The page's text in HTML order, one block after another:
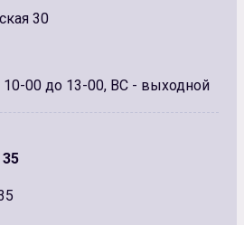
30
00 до 13-00, ВС - выходной